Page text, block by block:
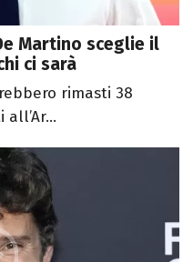
Martino sceglie il
ci sarà
rimasti 38